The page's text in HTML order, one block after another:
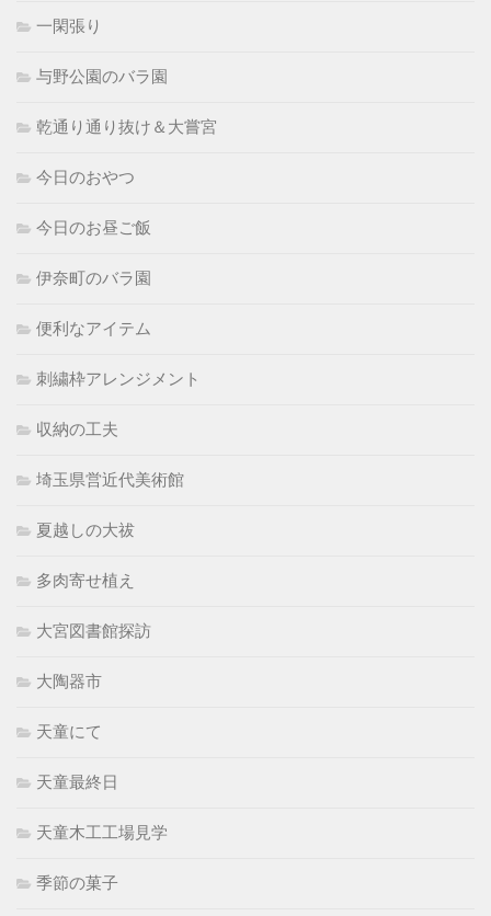
一閑張り
与野公園のバラ園
乾通り通り抜け＆大嘗宮
今日のおやつ
今日のお昼ご飯
伊奈町のバラ園
便利なアイテム
刺繍枠アレンジメント
収納の工夫
埼玉県営近代美術館
夏越しの大祓
多肉寄せ植え
大宮図書館探訪
大陶器市
天童にて
天童最終日
天童木工工場見学
季節の菓子